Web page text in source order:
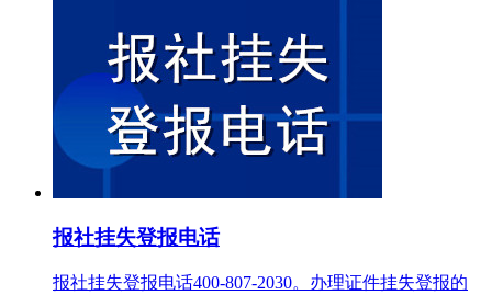
报社挂失登报电话
报社挂失登报电话400-807-2030。办理证件挂失登报的